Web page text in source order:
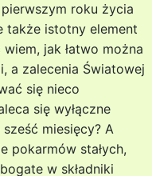
roku życia
także istotny element
jak łatwo można
a zalecenia Światowej
się nieco
się wyłączne
miesięcy? A
pokarmów stałych,
w składniki